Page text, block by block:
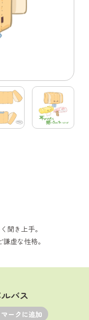
聞き上手。
虚な性格。
バス
ークに追加